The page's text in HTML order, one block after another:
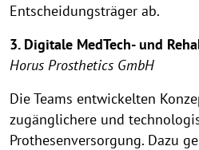
Entscheidungsträger ab.
3. Digitale MedTech- und
Horus Prosthetics GmbH
Die Teams entwickelten
zugänglichere und
Prothesenversorgung. Dazu